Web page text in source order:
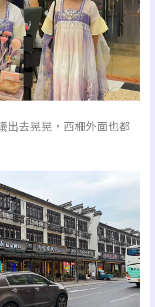
去晃晃，西柵外面也都